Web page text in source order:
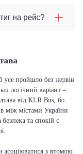
на рейс?
усе пройшло без нервів
логічний варіант –
від KLR Bus, бо
між містами України
та спокій є
асоціюватися з втомою.